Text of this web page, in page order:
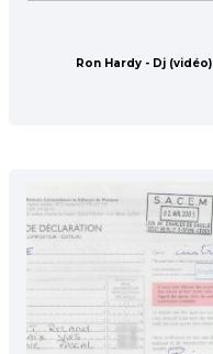
Ron Hardy - Dj (vidéo)